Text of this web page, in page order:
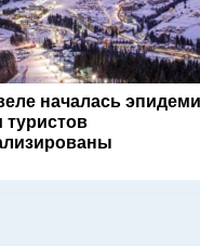
началась
туристов